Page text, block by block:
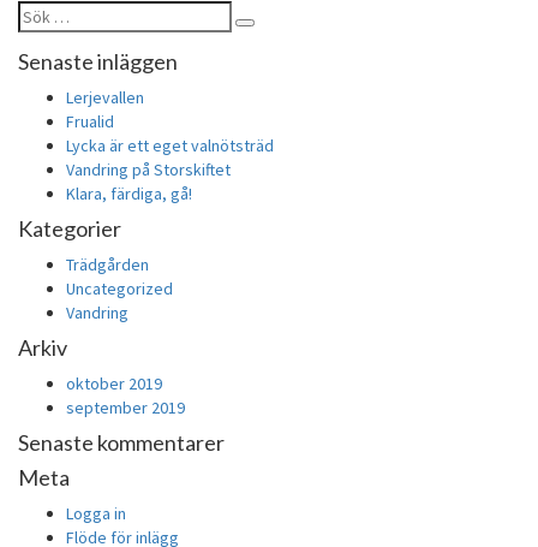
Sök
efter:
Sök
Senaste inläggen
Lerjevallen
Frualid
Lycka är ett eget valnötsträd
Vandring på Storskiftet
Klara, färdiga, gå!
Kategorier
Trädgården
Uncategorized
Vandring
Arkiv
oktober 2019
september 2019
Senaste kommentarer
Meta
Logga in
Flöde för inlägg